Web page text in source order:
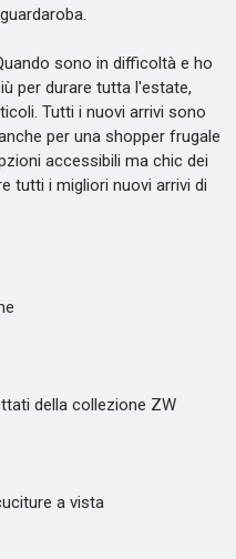
sono in difficoltà e ho
per durare tutta l'estate,
Tutti i nuovi arrivi sono
per una shopper frugale
accessibili ma chic dei
tutti i migliori nuovi arrivi di
della collezione ZW
a vista